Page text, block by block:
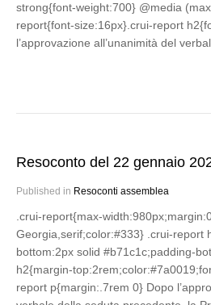
strong{font-weight:700} @media
report{font-size:16px}.crui-report
l’approvazione all’unanimità del
Resoconto del 22 gennaio
Published in Resoconti assemblea
.crui-report{max-
Georgia,serif;color:#333} .crui-report
bottom:2px solid #b71c1c;padding-
h2{margin-
report p{margin:.7rem 0} Dopo